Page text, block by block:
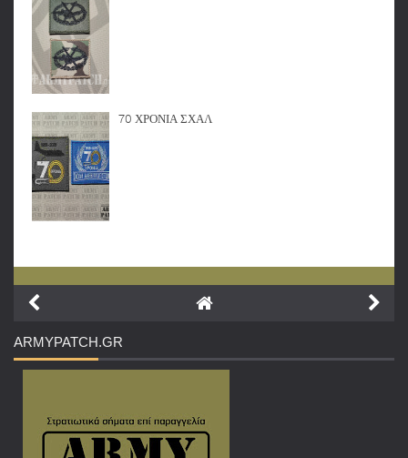
70 ΧΡΟΝΙΑ ΣΧΑΛ
ARMYPATCH.GR